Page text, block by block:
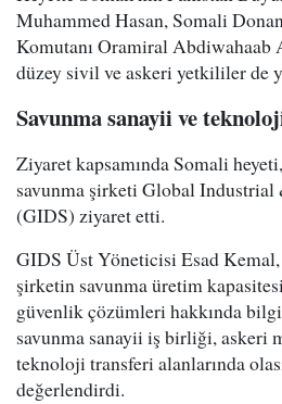
Muhammed Hasan, Somali
Komutanı Oramiral
düzey sivil ve askeri yetkililer de
Savunma sanayii ve
Ziyaret kapsamında Somali
savunma şirketi Global
(GIDS) ziyaret etti.
GIDS Üst Yöneticisi Esad
şirketin savunma üretim
güvenlik çözümleri hakkında
savunma sanayii iş birliği, askeri
teknoloji transferi alanlarında
değerlendirdi.